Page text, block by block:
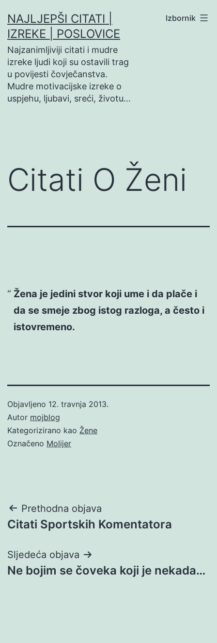
na
sadržaj
NAJLJEPŠI CITATI |
IZREKE | POSLOVICE
Najzanimljiviji citati i mudre
izreke ljudi koji su ostavili trag
u povijesti čovječanstva.
Mudre motivacijske izreke o
uspjehu, ljubavi, sreći, životu…
Izbornik
Citati O Ženi
Žena je jedini stvor koji ume i da plače i
da se smeje zbog istog razloga, a često i
istovremeno.
Objavljeno 12. travnja 2013.
Autor mojblog
Kategorizirano kao Žene
Označeno Molijer
Navigacija
objava
Prethodna objava
Citati Sportskih Komentatora
Sljedeća objava
Ne bojim se čoveka koji je nekada…